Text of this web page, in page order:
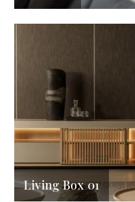
Living Box 01